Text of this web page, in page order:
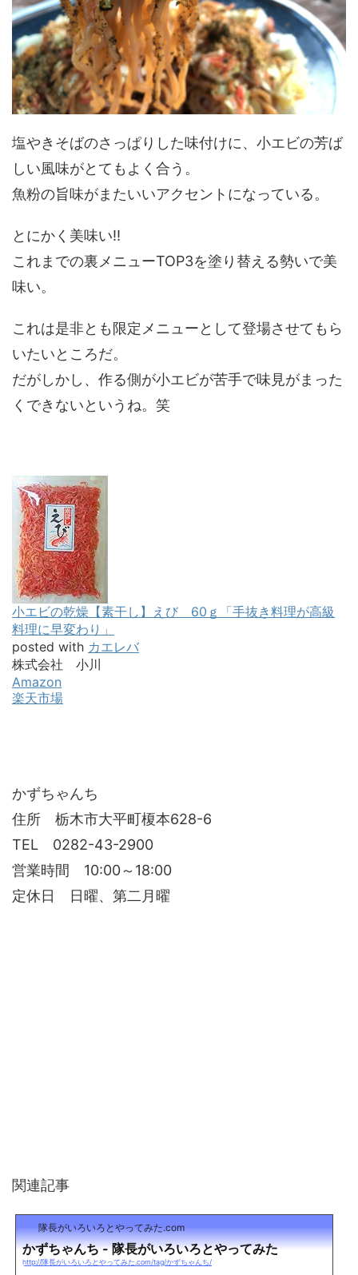
塩やきそばのさっぱりした味付けに、小エビの芳ば
しい風味がとてもよく合う。
魚粉の旨味がまたいいアクセントになっている。
とにかく美味い!!
これまでの裏メニューTOP3を塗り替える勢いで美
味い。
これは是非とも限定メニューとして登場させてもら
いたいところだ。
だがしかし、作る側が小エビが苦手で味見がまった
くできないというね。笑
小エビの乾燥【素干し】えび 60ｇ「手抜き料理が高級
料理に早変わり」
posted with カエレバ
株式会社 小川
Amazon
楽天市場
かずちゃんち
住所 栃木市大平町榎本628-6
TEL 0282-43-2900
営業時間 10:00～18:00
定休日 日曜、第二月曜
関連記事
隊長がいろいろとやってみた.com
かずちゃんち - 隊長がいろいろとやってみた
http://隊長がいろいろとやってみた.com/tag/かずちゃんち/